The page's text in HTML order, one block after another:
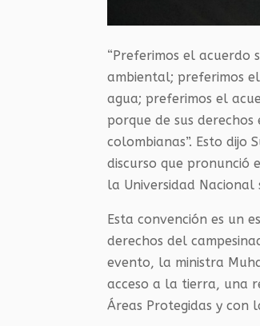
“Preferimos el acuerdo
ambiental; preferimos
agua; preferimos el
porque de sus
colombianas”. Esto dijo
discurso que pronunció
la Universidad Nacional
Esta convención es un
derechos del
evento, la ministra
acceso a la tierra, una
Áreas Protegidas y con